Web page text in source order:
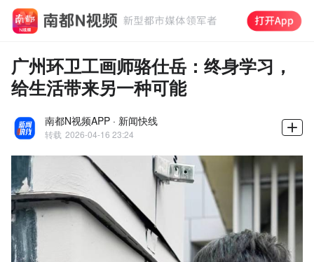
广州环卫工画师骆仕岳：终身学习，
给生活带来另一种可能
南都N视频APP · 新闻快线
转载 2026-04-16 23:24